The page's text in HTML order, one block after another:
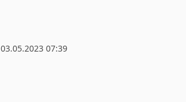
03.05.2023 07:39